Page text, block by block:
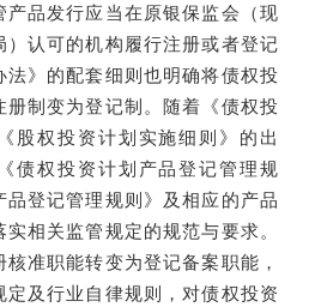
品发行应当在原银保监会（现
）认可的机构履行注册或者登记
》的配套细则也明确将债权投
册制变为登记制。随着《债权投
股权投资计划实施细则》的出
债权投资计划产品登记管理规
品登记管理规则》及相应的产品
相关监管规定的规范与要求。
准职能转变为登记备案职能，
定及行业自律规则，对债权投资